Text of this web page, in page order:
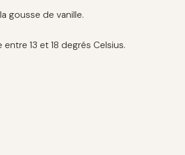
gousse de vanille.
13 et 18 degrés Celsius.